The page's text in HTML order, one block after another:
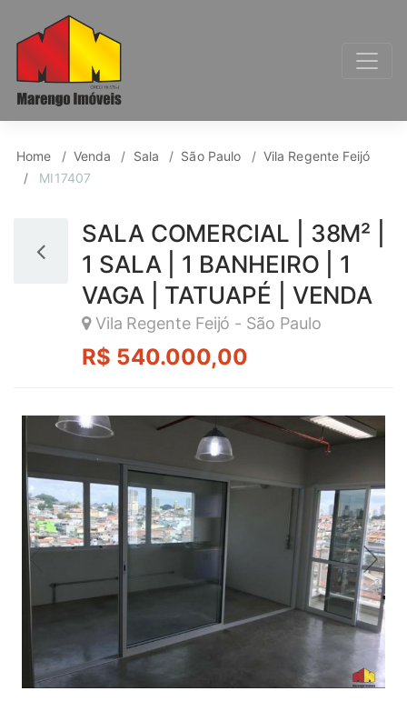
Sala para Venda,
Home Venda Sala São Paulo
Vila Regente Feijó
MI17407
SALA COMERCIAL | 38M² |
1 SALA | 1 BANHEIRO | 1
VAGA | TATUAPÉ | VENDA
Vila Regente Feijó - São Paulo
R$ 540.000,00